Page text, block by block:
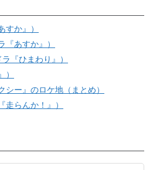
すか』）
『あすか』）
『ひまわり』）
）
ー』のロケ地（まとめ）
走らんか！』）